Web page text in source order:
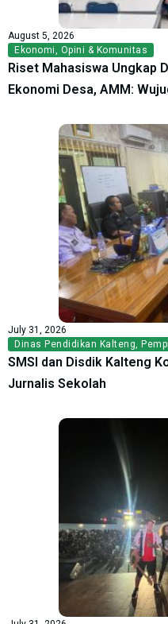
August 5, 2026
Ekonomi, Opini & Komunitas
Riset Mahasiswa Ungkap
Ekonomi Desa, AMM:
July 31, 2026
Dinas Pendidikan Kalteng,
SMSI dan Disdik Kalteng
Jurnalis Sekolah